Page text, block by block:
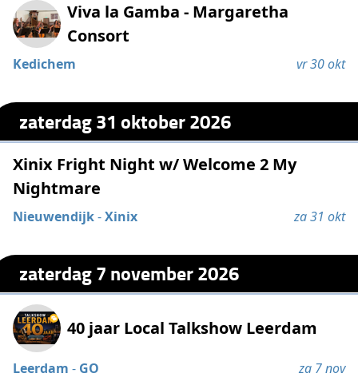
Viva la Gamba - Margaretha
Consort
Kedichem vr 30 okt
zaterdag 31 oktober 2026
Xinix Fright Night w/ Welcome 2 My
Nightmare
Nieuwendijk-Xinix za 31 okt
zaterdag 7 november 2026
40 jaar Local Talkshow Leerdam
Leerdam - GO za 7 nov